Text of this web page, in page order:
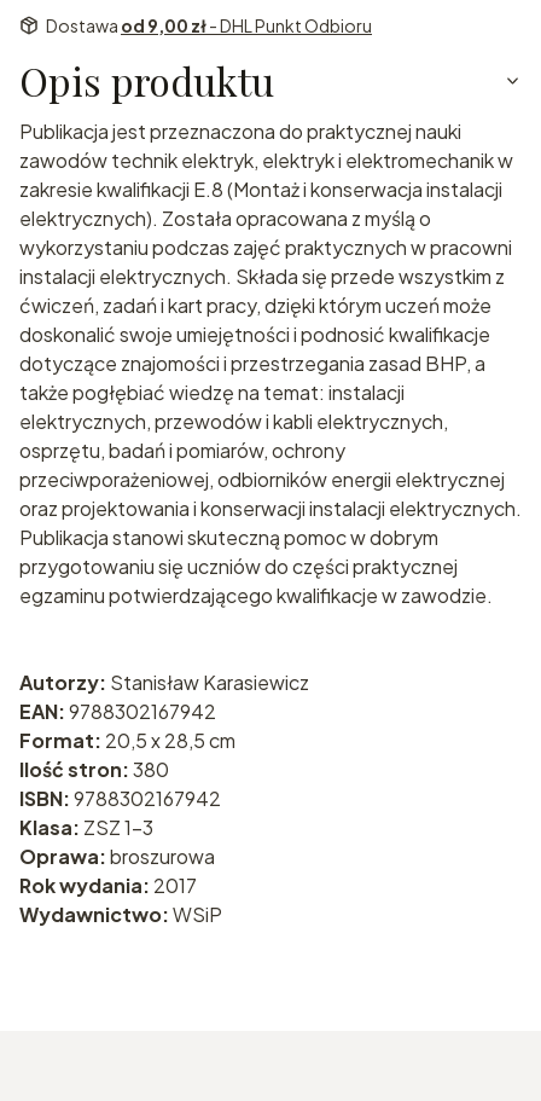
Dostawa od 9,00 zł- DHL Punkt Odbioru
Opis produktu
Publikacja jest przeznaczona do praktycznej nauki
zawodów technik elektryk, elektryk i elektromechanik w
zakresie kwalifikacji E.8 (Montaż i konserwacja instalacji
elektrycznych). Została opracowana z myślą o
wykorzystaniu podczas zajęć praktycznych w pracowni
instalacji elektrycznych. Składa się przede wszystkim z
ćwiczeń, zadań i kart pracy, dzięki którym uczeń może
doskonalić swoje umiejętności i podnosić kwalifikacje
dotyczące znajomości i przestrzegania zasad BHP, a
także pogłębiać wiedzę na temat: instalacji
elektrycznych, przewodów i kabli elektrycznych,
osprzętu, badań i pomiarów, ochrony
przeciwporażeniowej, odbiorników energii elektrycznej
oraz projektowania i konserwacji instalacji elektrycznych.
Publikacja stanowi skuteczną pomoc w dobrym
przygotowaniu się uczniów do części praktycznej
egzaminu potwierdzającego kwalifikacje w zawodzie.
Autorzy: Stanisław Karasiewicz
EAN:9788302167942
Format: 20,5 x 28,5 cm
Ilość stron:380
ISBN:9788302167942
Klasa: ZSZ 1-3
Oprawa:broszurowa
Rok wydania: 2017
Wydawnictwo:WSiP